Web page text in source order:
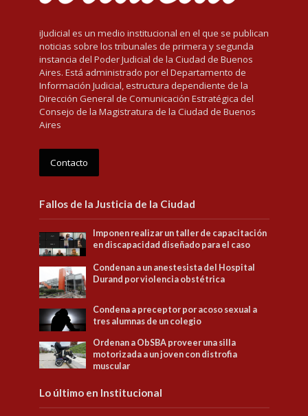
iJudicial es un medio institucional en el que se publican
noticias sobre los tribunales de primera y segunda
instancia del Poder Judicial de la Ciudad de Buenos
Aires. Está administrado por el Departamento de
Información Judicial, estructura dependiente de la
Dirección General de Comunicación Estratégica del
Consejo de la Magistratura de la Ciudad de Buenos
Aires
Contacto
Fallos de la Justicia de la Ciudad
Imponen realizar un taller de capacitación
en discapacidad diseñado para el caso
Condenan a un anestesista del Hospital
Durand por violencia obstétrica
Condena a preceptor por acoso sexual a
tres alumnas de un colegio
Ordenan a ObSBA proveer una silla
motorizada a un joven con distrofia
muscular
Lo último en Institucional